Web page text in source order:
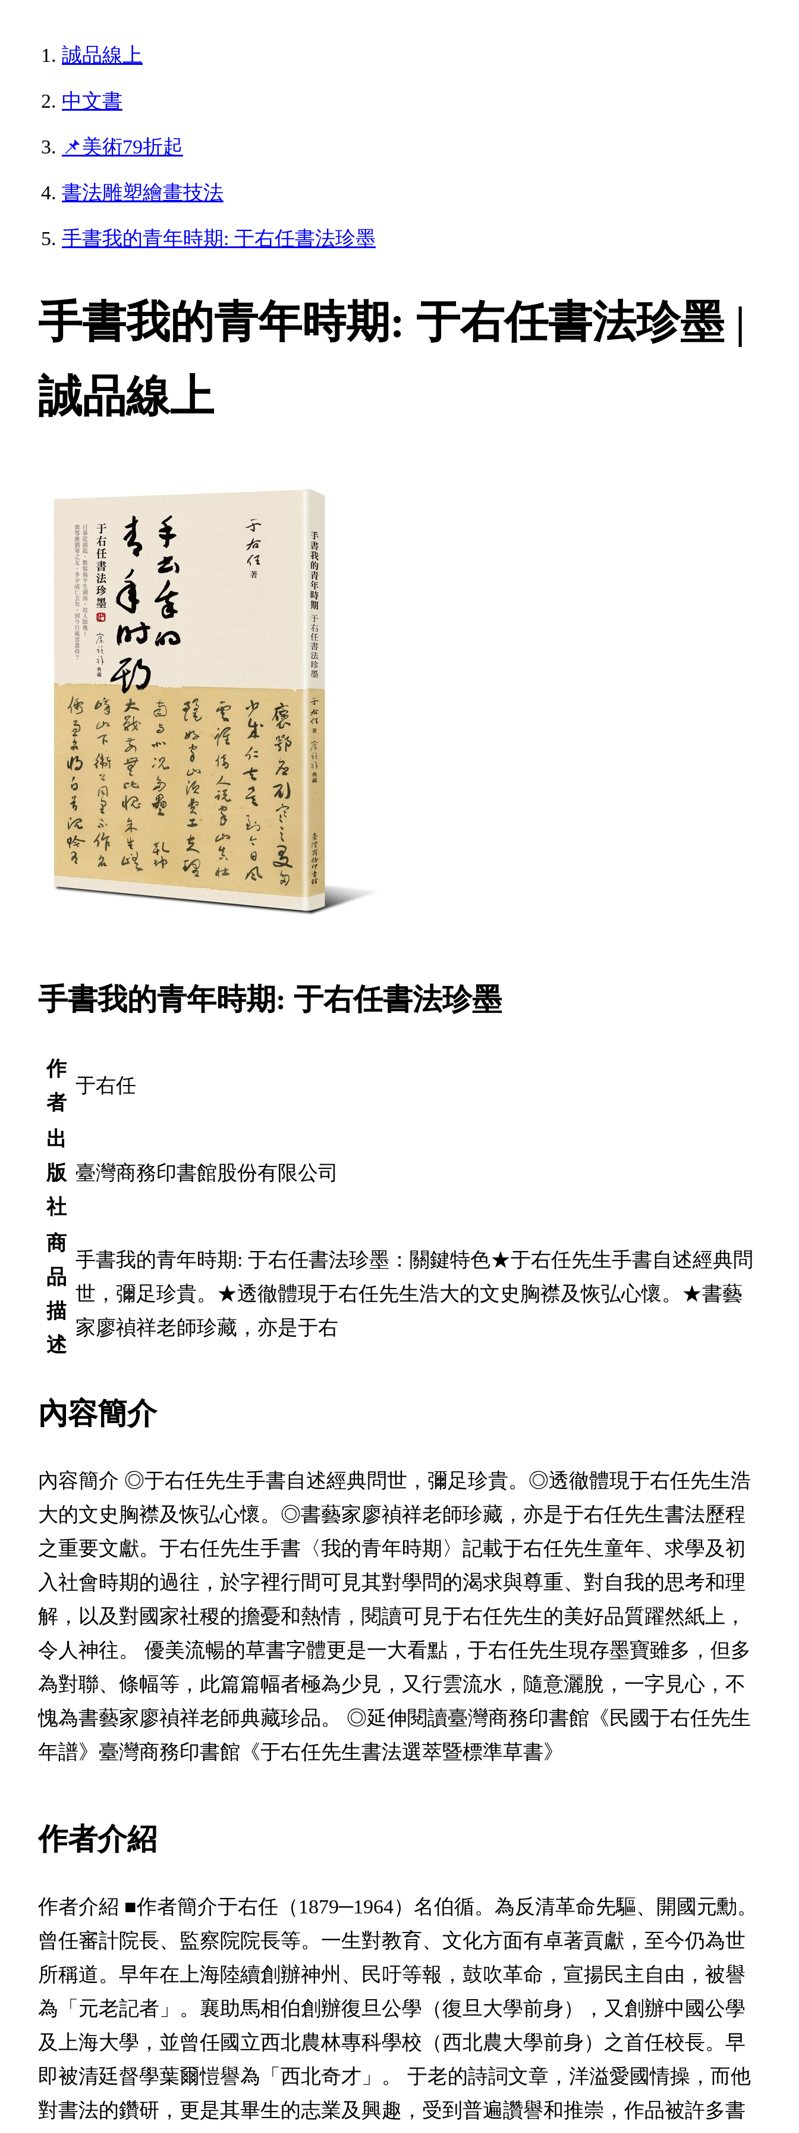
誠品線上
中文書
📌美術79折起
書法雕塑繪畫技法
手書我的青年時期: 于右任書法珍墨
手書我的青年時期: 于右任書法珍墨 |
誠品線上
手書我的青年時期: 于右任書法珍墨
作
者
于右任
出
版
社
臺灣商務印書館股份有限公司
商
品
描
述
手書我的青年時期: 于右任書法珍墨：關鍵特色★于右任先生手書自述經典問
世，彌足珍貴。★透徹體現于右任先生浩大的文史胸襟及恢弘心懷。★書藝
家廖禎祥老師珍藏，亦是于右
內容簡介
內容簡介 ◎于右任先生手書自述經典問世，彌足珍貴。◎透徹體現于右任先生浩
大的文史胸襟及恢弘心懷。◎書藝家廖禎祥老師珍藏，亦是于右任先生書法歷程
之重要文獻。于右任先生手書〈我的青年時期〉記載于右任先生童年、求學及初
入社會時期的過往，於字裡行間可見其對學問的渴求與尊重、對自我的思考和理
解，以及對國家社稷的擔憂和熱情，閱讀可見于右任先生的美好品質躍然紙上，
令人神往。 優美流暢的草書字體更是一大看點，于右任先生現存墨寶雖多，但多
為對聯、條幅等，此篇篇幅者極為少見，又行雲流水，隨意灑脫，一字見心，不
愧為書藝家廖禎祥老師典藏珍品。 ◎延伸閱讀臺灣商務印書館《民國于右任先生
年譜》臺灣商務印書館《于右任先生書法選萃暨標準草書》
作者介紹
作者介紹 ■作者簡介于右任（1879─1964）名伯循。為反清革命先驅、開國元勳。
曾任審計院長、監察院院長等。一生對教育、文化方面有卓著貢獻，至今仍為世
所稱道。早年在上海陸續創辦神州、民吁等報，鼓吹革命，宣揚民主自由，被譽
為「元老記者」。襄助馬相伯創辦復旦公學（復旦大學前身），又創辦中國公學
及上海大學，並曾任國立西北農林專科學校（西北農大學前身）之首任校長。早
即被清廷督學葉爾愷譽為「西北奇才」。 于老的詩詞文章，洋溢愛國情操，而他
對書法的鑽研，更是其畢生的志業及興趣，受到普遍讚譽和推崇，作品被許多書